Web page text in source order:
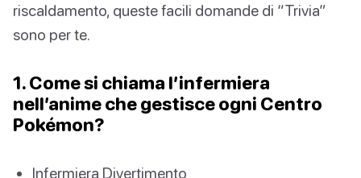
riscaldamento, queste facili domande di “Trivia”
sono per te.
1. Come si chiama l’infermiera
nell’anime che gestisce ogni Centro
Pokémon?
Infermiera Divertimento